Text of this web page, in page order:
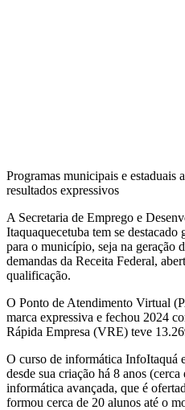
Programas municipais e estaduais
resultados expressivos
A Secretaria de Emprego e
Itaquaquecetuba tem se destacado
para o município, seja na geração
demandas da Receita Federal,
qualificação.
O Ponto de Atendimento Virtual
marca expressiva e fechou 2024
Rápida Empresa (VRE) teve
O curso de informática InfoItaquá
desde sua criação há 8 anos
informática avançada, que é
formou cerca de 20 alunos até o